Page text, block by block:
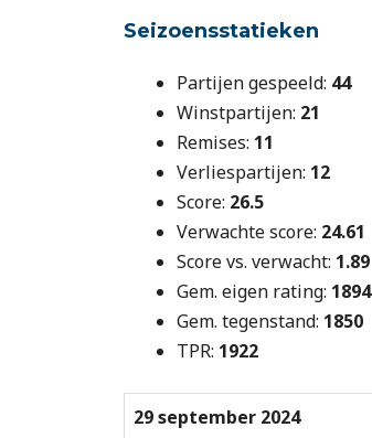
Seizoensstatieken
Partijen gespeeld: 44
Winstpartijen: 21
Remises: 11
Verliespartijen: 12
Score: 26.5
Verwachte score: 24.61
Score vs. verwacht: 1.89
Gem. eigen rating: 1894
Gem. tegenstand: 1850
TPR: 1922
29 september 2024